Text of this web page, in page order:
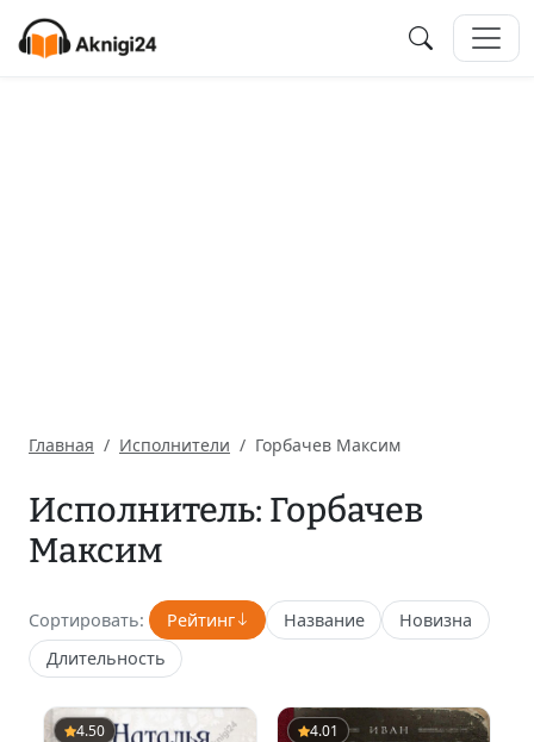
Главная Исполнители Горбачев Максим
Исполнитель: Горбачев
Максим
Сортировать: Рейтинг Название
Новизна
Длительность
4.50 4.01